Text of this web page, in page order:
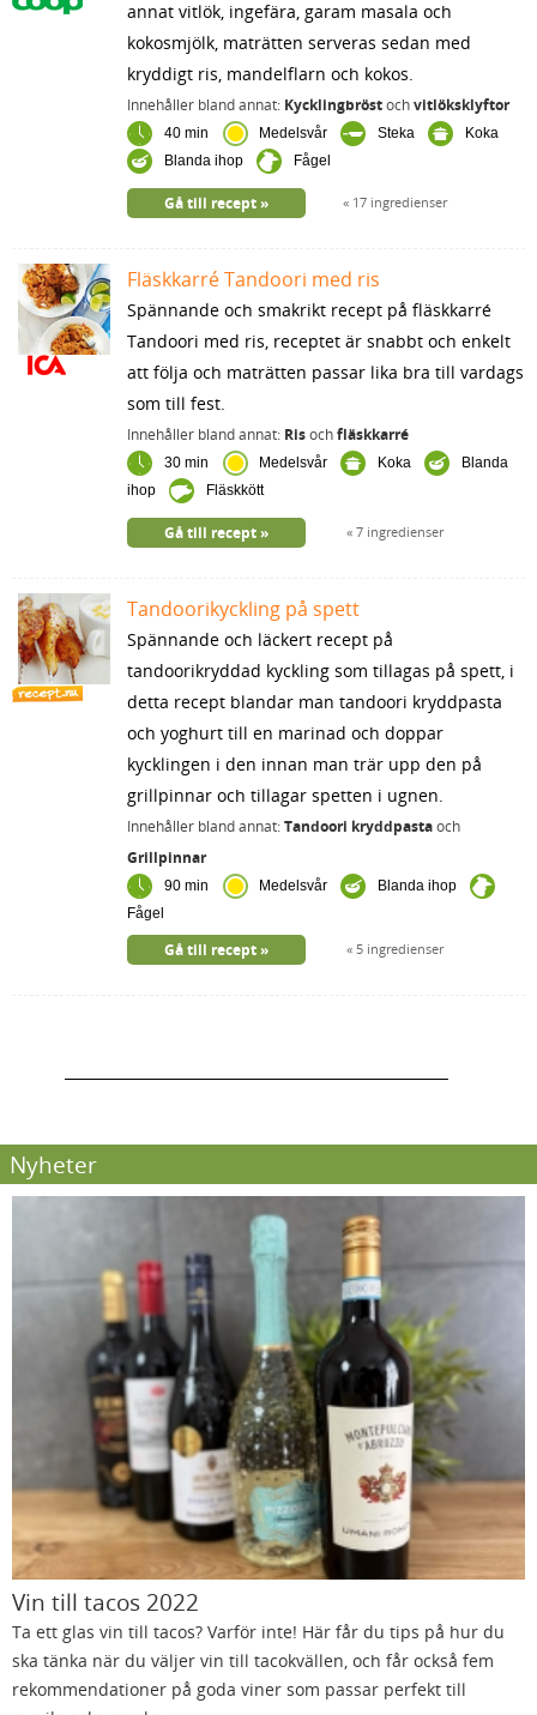
annat vitlök, ingefära, garam masala och
kokosmjölk, maträtten serveras sedan med
kryddigt ris, mandelflarn och kokos.
Innehåller bland annat: Kycklingbröstochvitlöksklyftor
40 min Medelsvår Steka
Koka
Blanda ihop
Fågel
17 ingredienser
Gå till recept
Fläskkarré Tandoori med ris
Spännande och smakrikt recept på fläskkarré
Tandoori med ris, receptet är snabbt och enkelt
att följa och maträtten passar lika bra till vardags
som till fest.
Innehåller bland annat: Risochfläskkarré
30 min Medelsvår Koka
Blanda
ihop
Fläskkött
7 ingredienser
Gå till recept
Tandoorikyckling på spett
Spännande och läckert recept på
tandoorikryddad kyckling som tillagas på spett, i
detta recept blandar man tandoori kryddpasta
och yoghurt till en marinad och doppar
kycklingen i den innan man trär upp den på
grillpinnar och tillagar spetten i ugnen.
Innehåller bland annat:Tandoori kryddpastaoch
Grillpinnar
90 min Medelsvår
Blanda ihop
Fågel
5 ingredienser
Gå till recept
Nyheter
Vin till tacos 2022
Ta ett glas vin till tacos? Varför inte! Här får du tips på hur du
ska tänka när du väljer vin till tacokvällen, och får också fem
rekommendationer på goda viner som passar perfekt till